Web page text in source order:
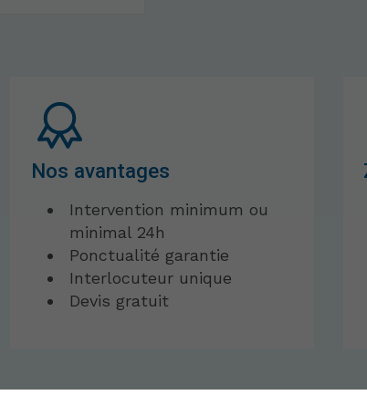
Nos avantages
Intervention minimum ou
minimal 24h
Ponctualité garantie
Interlocuteur unique
Devis gratuit